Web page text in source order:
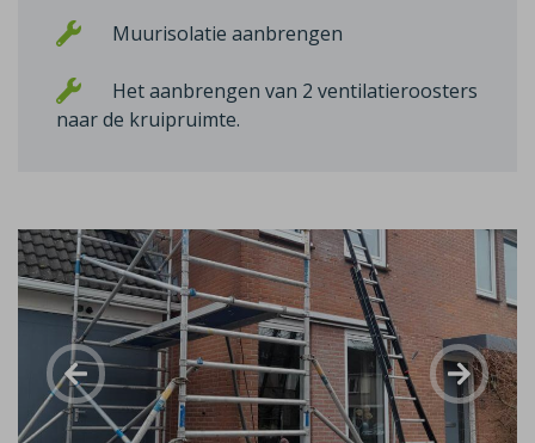
Muurisolatie aanbrengen
Het aanbrengen van 2 ventilatieroosters
naar de kruipruimte.